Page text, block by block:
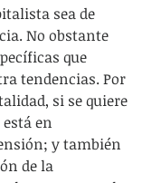
sea de
No obstante
que
tendencias. Por
si se quiere
en
y también
de la